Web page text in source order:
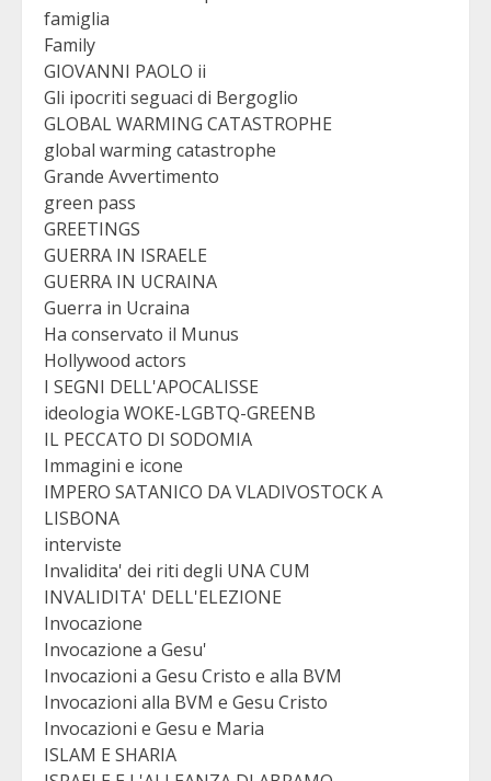
famiglia
Family
GIOVANNI PAOLO ii
Gli ipocriti seguaci di Bergoglio
GLOBAL WARMING CATASTROPHE
global warming catastrophe
Grande Avvertimento
green pass
GREETINGS
GUERRA IN ISRAELE
GUERRA IN UCRAINA
Guerra in Ucraina
Ha conservato il Munus
Hollywood actors
I SEGNI DELL'APOCALISSE
ideologia WOKE-LGBTQ-GREENB
IL PECCATO DI SODOMIA
Immagini e icone
IMPERO SATANICO DA VLADIVOSTOCK A
LISBONA
interviste
Invalidita' dei riti degli UNA CUM
INVALIDITA' DELL'ELEZIONE
Invocazione
Invocazione a Gesu'
Invocazioni a Gesu Cristo e alla BVM
Invocazioni alla BVM e Gesu Cristo
Invocazioni e Gesu e Maria
ISLAM E SHARIA